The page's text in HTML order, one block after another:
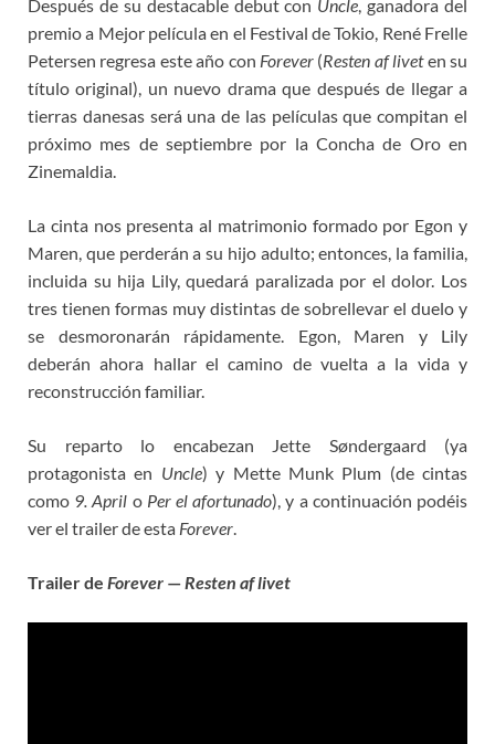
c
e
b
o
o
k
t
t
e
r
s
t
o
d
o
p
y
L
i
n
k
n
e
a
m
e
n
t
e
r
e
s
Después de su destacable debut con Uncle, ganadora del
premio a Mejor película en el Festival de Tokio, René Frelle
Petersen regresa este año con Forever (Resten af liveten su
título original), un nuevo drama que después de llegar a
tierras danesas será una de las películas que compitan el
próximo mes de septiembre por la Concha de Oro en
Zinemaldia.
La cinta nos presenta al matrimonio formado por Egon y
Maren, que perderán a su hijo adulto; entonces, la familia,
incluida su hija Lily, quedará paralizada por el dolor. Los
tres tienen formas muy distintas de sobrellevar el duelo y
se desmoronarán rápidamente. Egon, Maren y Lily
deberán ahora hallar el camino de vuelta a la vida y
reconstrucción familiar.
Su reparto lo encabezan Jette Søndergaard (ya
protagonista en Uncle) y Mette Munk Plum (de cintas
como 9. April o Per el afortunado), y a continuación podéis
ver el trailer de esta Forever.
Trailer de Forever —Resten af livet